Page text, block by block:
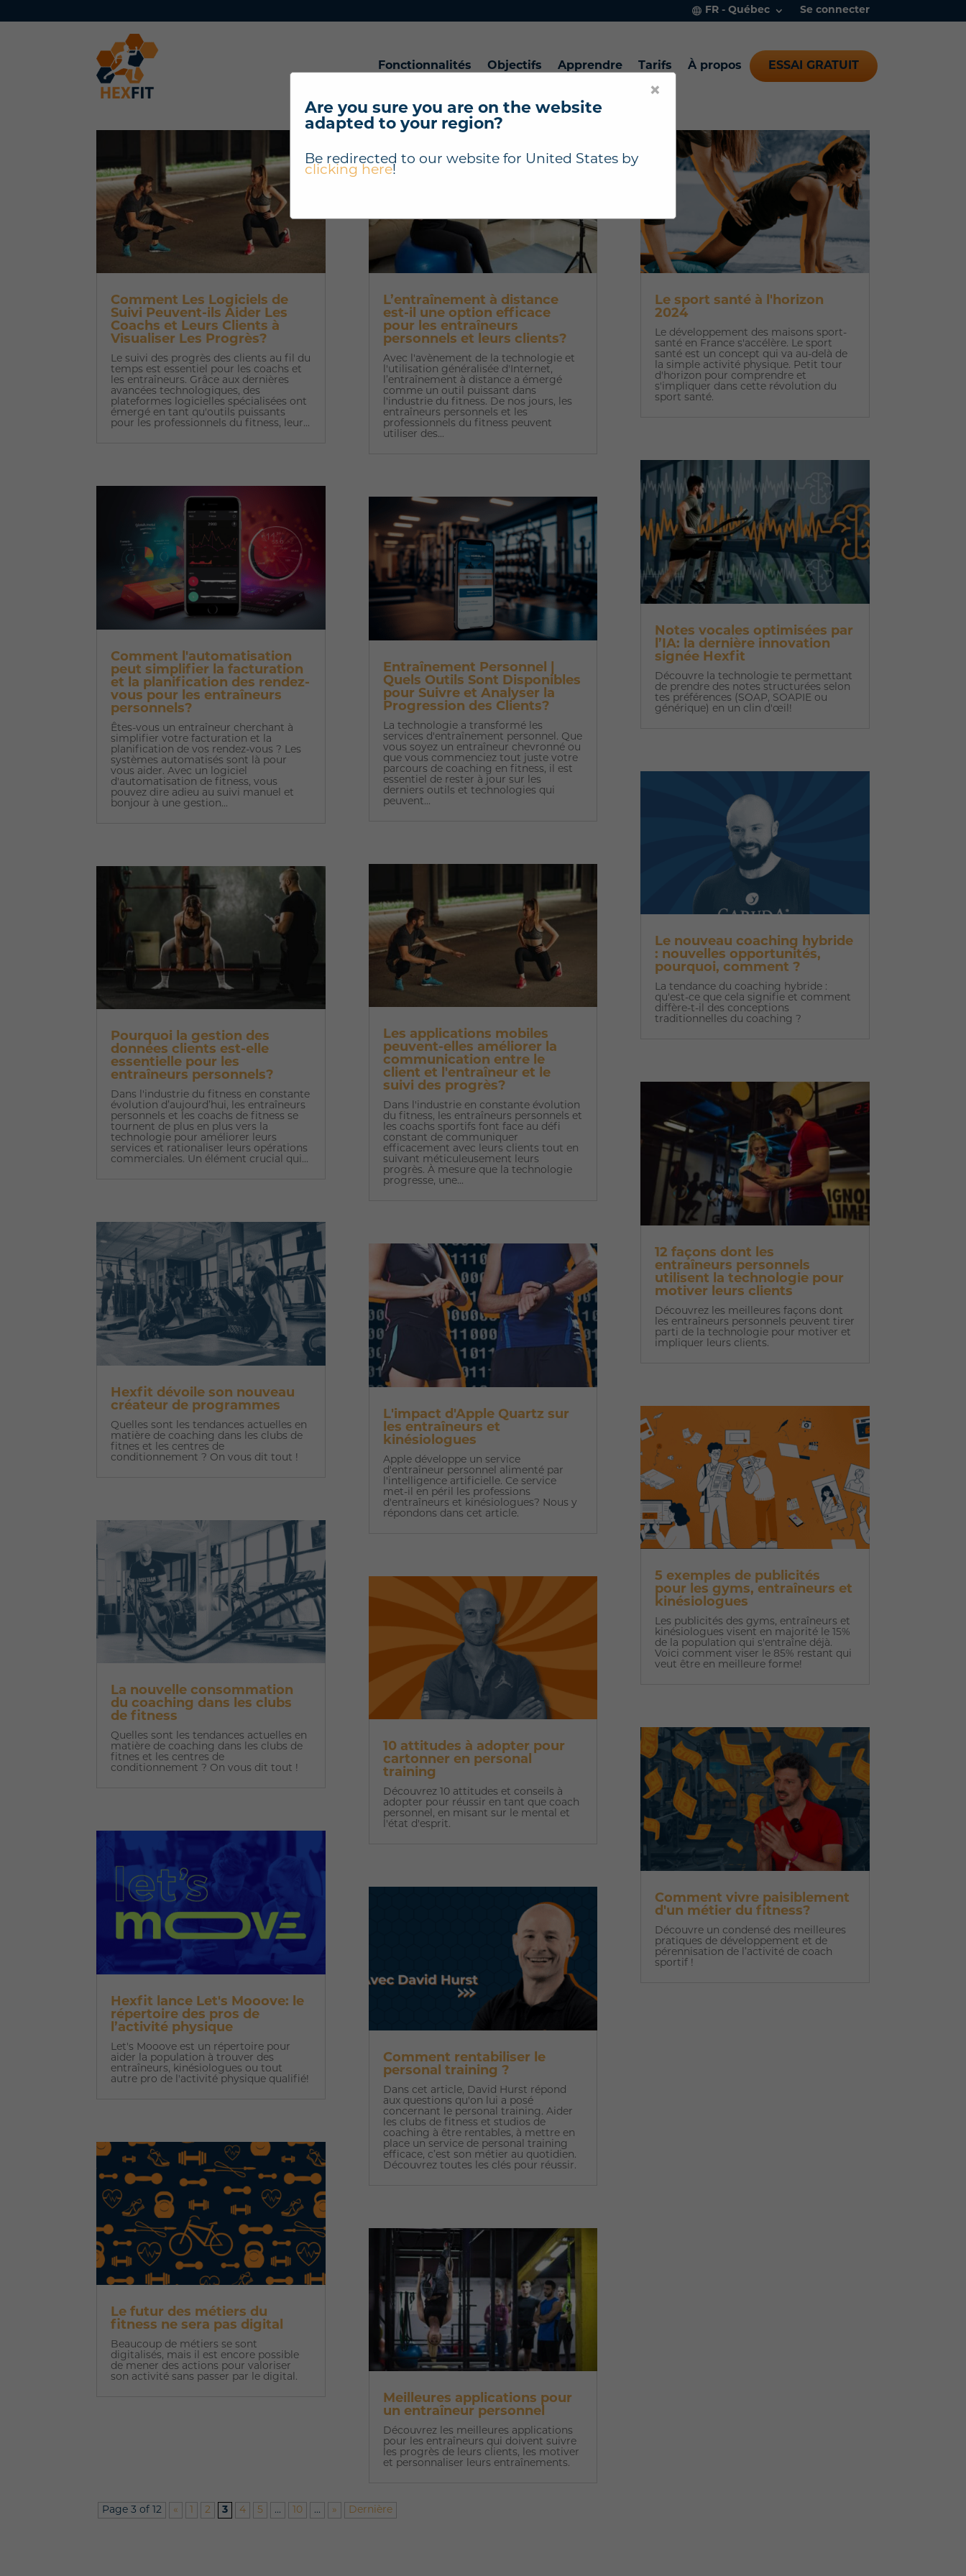
×
Are you sure you are on the website
adapted to your region?
Be redirected to our website for United States by
clicking here!
FR - Québec Se connecter
Fonctionnalités Objectifs Apprendre Tarifs À propos ESSAI GRATUIT
Comment Les Logiciels de
Suivi Peuvent-ils Aider Les
Coachs et Leurs Clients à
Visualiser Les Progrès?
Le suivi des progrès des clients au fil du
temps est essentiel pour les coachs et
les entraîneurs. Grâce aux dernières
avancées technologiques, des
plateformes logicielles spécialisées ont
émergé en tant qu'outils puissants
pour les professionnels du fitness, leur...
Comment l'automatisation
peut simplifier la facturation
et la planification des rendez-
vous pour les entraîneurs
personnels?
Êtes-vous un entraîneur cherchant à
simplifier votre facturation et la
planification de vos rendez-vous ? Les
systèmes automatisés sont là pour
vous aider. Avec un logiciel
d'automatisation de fitness, vous
pouvez dire adieu au suivi manuel et
bonjour à une gestion...
Pourquoi la gestion des
données clients est-elle
essentielle pour les
entraîneurs personnels?
Dans l'industrie du fitness en constante
évolution d’aujourd’hui, les entraîneurs
personnels et les coachs de fitness se
tournent de plus en plus vers la
technologie pour améliorer leurs
services et rationaliser leurs opérations
commerciales. Un élément crucial qui...
Hexfit dévoile son nouveau
créateur de programmes
Quelles sont les tendances actuelles en
matière de coaching dans les clubs de
fitnes et les centres de
conditionnement ? On vous dit tout !
La nouvelle consommation
du coaching dans les clubs
de fitness
Quelles sont les tendances actuelles en
matière de coaching dans les clubs de
fitnes et les centres de
conditionnement ? On vous dit tout !
Hexfit lance Let's Mooove: le
répertoire des pros de
l’activité physique
Let's Mooove est un répertoire pour
aider la population à trouver des
entraîneurs, kinésiologues ou tout
autre pro de l'activité physique qualifié!
Le futur des métiers du
fitness ne sera pas digital
Beaucoup de métiers se sont
digitalisés, mais il est encore possible
de mener des actions pour valoriser
son activité sans passer par le digital.
L’entraînement à distance
est-il une option efficace
pour les entraîneurs
personnels et leurs clients?
Avec l'avènement de la technologie et
l'utilisation généralisée d'Internet,
l’entraînement à distance a émergé
comme un outil puissant dans
l'industrie du fitness. De nos jours, les
entraîneurs personnels et les
professionnels du fitness peuvent
utiliser des...
Entraînement Personnel |
Quels Outils Sont Disponibles
pour Suivre et Analyser la
Progression des Clients?
La technologie a transformé les
services d'entraînement personnel. Que
vous soyez un entraîneur chevronné ou
que vous commenciez tout juste votre
parcours de coaching en fitness, il est
essentiel de rester à jour sur les
derniers outils et technologies qui
peuvent...
Les applications mobiles
peuvent-elles améliorer la
communication entre le
client et l'entraîneur et le
suivi des progrès?
Dans l'industrie en constante évolution
du fitness, les entraîneurs personnels et
les coachs sportifs font face au défi
constant de communiquer
efficacement avec leurs clients tout en
suivant méticuleusement leurs
progrès. À mesure que la technologie
progresse, une...
L'impact d'Apple Quartz sur
les entraîneurs et
kinésiologues
Apple développe un service
d'entraîneur personnel alimenté par
l'intelligence artificielle. Ce service
met-il en péril les professions
d'entraîneurs et kinésiologues? Nous y
répondons dans cet article.
10 attitudes à adopter pour
cartonner en personal
training
Découvrez 10 attitudes et conseils à
adopter pour réussir en tant que coach
personnel, en misant sur le mental et
l'état d'esprit.
Comment rentabiliser le
personal training ?
Dans cet article, David Hurst répond
aux questions qu'on lui a posé
concernant le personal training. Aider
les clubs de fitness et studios de
coaching à être rentables, à mettre en
place un service de personal training
efficace, c’est son métier au quotidien.
Découvrez toutes les clés pour réussir.
Meilleures applications pour
un entraîneur personnel
Découvrez les meilleures applications
pour les entraîneurs qui doivent suivre
les progrès de leurs clients, les motiver
et personnaliser leurs entraînements.
Le sport santé à l'horizon
2024
Le développement des maisons sport-
santé en France s'accélère. Le sport
santé est un concept qui va au-delà de
la simple activité physique. Petit tour
d'horizon pour comprendre et
s'impliquer dans cette révolution du
sport santé.
Notes vocales optimisées par
l’IA: la dernière innovation
signée Hexfit
Découvre la technologie te permettant
de prendre des notes structurées selon
tes préférences (SOAP, SOAPIE ou
générique) en un clin d'œil!
Le nouveau coaching hybride
: nouvelles opportunités,
pourquoi, comment ?
La tendance du coaching hybride :
qu'est-ce que cela signifie et comment
diffère-t-il des conceptions
traditionnelles du coaching ?
12 façons dont les
entraîneurs personnels
utilisent la technologie pour
motiver leurs clients
Découvrez les meilleures façons dont
les entraîneurs personnels peuvent tirer
parti de la technologie pour motiver et
impliquer leurs clients.
5 exemples de publicités
pour les gyms, entraîneurs et
kinésiologues
Les publicités des gyms, entraîneurs et
kinésiologues visent en majorité le 15%
de la population qui s'entraîne déjà.
Voici comment viser le 85% restant qui
veut être en meilleure forme!
Comment vivre paisiblement
d'un métier du fitness?
Découvre un condensé des meilleures
pratiques de développement et de
pérennisation de l’activité de coach
sportif !
Page 3 of 12 « 1 2 3 4 5 ... 10 ... » Dernière